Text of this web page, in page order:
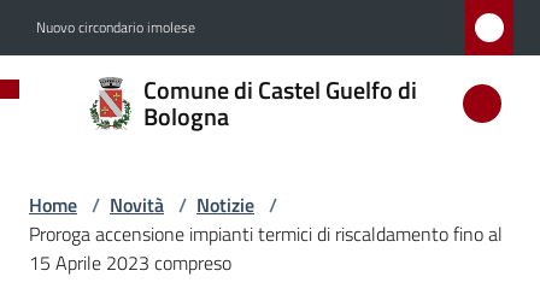
Nuovo circondario imolese
Comune di Castel Guelfo di
Bologna
Comune
di
Guelfo
di
Bologna
Home / Novità / Notizie /
Proroga accensione impianti termici di riscaldamento fino al
15 Aprile 2023 compreso